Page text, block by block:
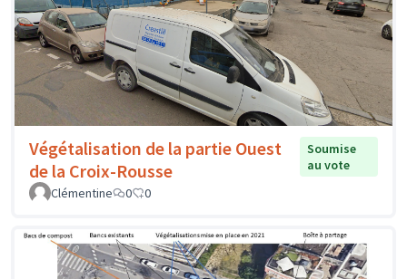
Végétalisation de la partie Ouest
de la Croix-Rousse
Soumise
au vote
Clémentine
0 0